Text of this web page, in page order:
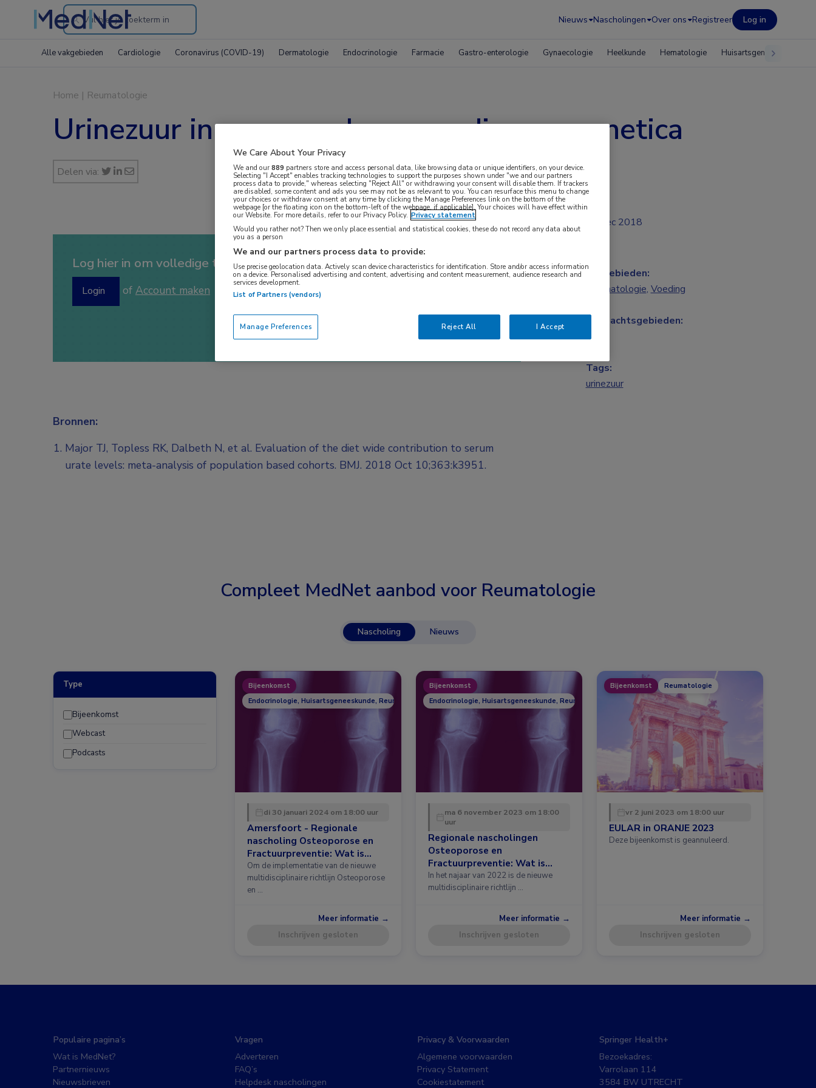
Search
the
Nieuws Nascholingen Over ons Registreer Log in
Alle vakgebieden Cardiologie Coronavirus (COVID-19) Dermatologie Endocrinologie Farmacie Gastro-enterologie Gynaecologie Heelkunde Hematologie Huisartsgeneeskunde
Home | Reumatologie
Urinezuur in serum: rol van voeding en genetica
Delen via:
Log hier in om volledige toegang te krijgen.
Login of Account maken
Bronnen:
Major TJ, Topless RK, Dalbeth N, et al. Evaluation of the diet wide contribution to serum
urate levels: meta-analysis of population based cohorts. BMJ. 2018 Oct 10;363:k3951.
dec 2018
Vakgebieden:
Reumatologie, Voeding
Aandachtsgebieden:
Jicht
Tags:
urinezuur
Compleet MedNet aanbod voor Reumatologie
Nascholing Nieuws
Type
Bijeenkomst
Webcast
Podcasts
Bijeenkomst
Endocrinologie, Huisartsgeneeskunde, Reumatologie
di 30 januari 2024 om 18:00 uur
Amersfoort - Regionale
nascholing Osteoporose en
Fractuurpreventie: Wat is
nieuw in de richtlijn?
Om de implementatie van de nieuwe
multidisciplinaire richtlijn Osteoporose
en …
Meer informatie →
Inschrijven gesloten
Bijeenkomst
Endocrinologie, Huisartsgeneeskunde, Reumatologie
ma 6 november 2023 om 18:00
uur
Regionale nascholingen
Osteoporose en
Fractuurpreventie: Wat is
nieuw in de richtlijn?
In het najaar van 2022 is de nieuwe
multidisciplinaire richtlijn …
Meer informatie →
Inschrijven gesloten
Bijeenkomst Reumatologie
vr 2 juni 2023 om 18:00 uur
EULAR in ORANJE 2023
Deze bijeenkomst is geannuleerd.
Meer informatie →
Inschrijven gesloten
Populaire pagina’s
Wat is MedNet?
Partnernieuws
Nieuwsbrieven
Vragen
Adverteren
FAQ’s
Helpdesk nascholingen
Privacy & Voorwaarden
Algemene voorwaarden
Privacy Statement
Cookiestatement
Springer Health+
Bezoekadres:
Varrolaan 114
3584 BW UTRECHT
We Care About Your Privacy
We and our889 partners store and access personal data, like browsing data or unique identifiers, on your device.
Selecting "I Accept" enables tracking technologies to support the purposes shown under "we and our partners
process data to provide," whereas selecting "Reject All" or withdrawing your consent will disable them. If trackers
are disabled, some content and ads you see may not be as relevant to you. You can resurface this menu to change
your choices or withdraw consent at any time by clicking the Manage Preferences link on the bottom of the
webpage [or the floating icon on the bottom-left of the webpage, if applicable]. Your choices will have effect within
our Website. For more details, refer to our Privacy Policy. Privacy statement
Would you rather not? Then we only place essential and statistical cookies, these do not record any data about
you as a person
We and our partners process data to provide:
Use precise geolocation data. Actively scan device characteristics for identification. Store and/or access information
on a device. Personalised advertising and content, advertising and content measurement, audience research and
services development.
List of Partners (vendors)
Reject All I Accept
Manage Preferences